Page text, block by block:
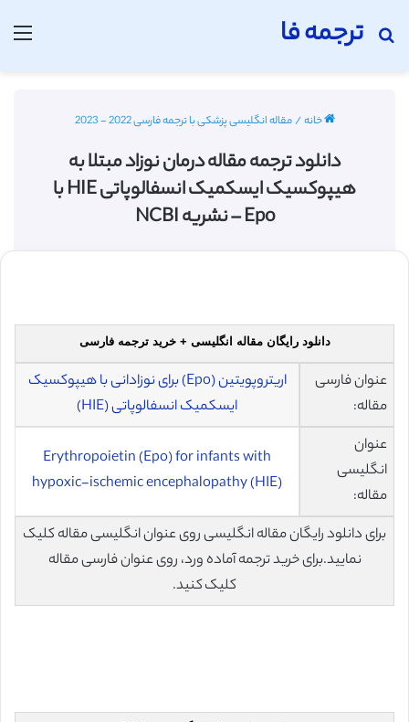
ترجمه فا
جستجو برای
خانه/مقاله انگلیسی پزشکی با ترجمه فارسی 2022 - 2023
دانلود ترجمه مقاله درمان نوزاد مبتلا به
هیپوکسیک ایسکمیک انسفالوپاتی HIE با
Epo – نشریه NCBI
دانلود رایگان مقاله انگلیسی + خرید ترجمه فارسی
عنوان فارسی
مقاله:
اریتروپویتین (Epo) برای نوزادانی با هیپوکسیک
ایسکمیک انسفالوپاتی (HIE)
عنوان
انگلیسی
مقاله:
Erythropoietin (Epo) for infants with
hypoxic-ischemic encephalopathy (HIE)
برای دانلود رایگان مقاله انگلیسی روی عنوان انگلیسی مقاله کلیک
نمایید.برای خرید ترجمه آماده ورد، روی عنوان فارسی مقاله
کلیک کنید.